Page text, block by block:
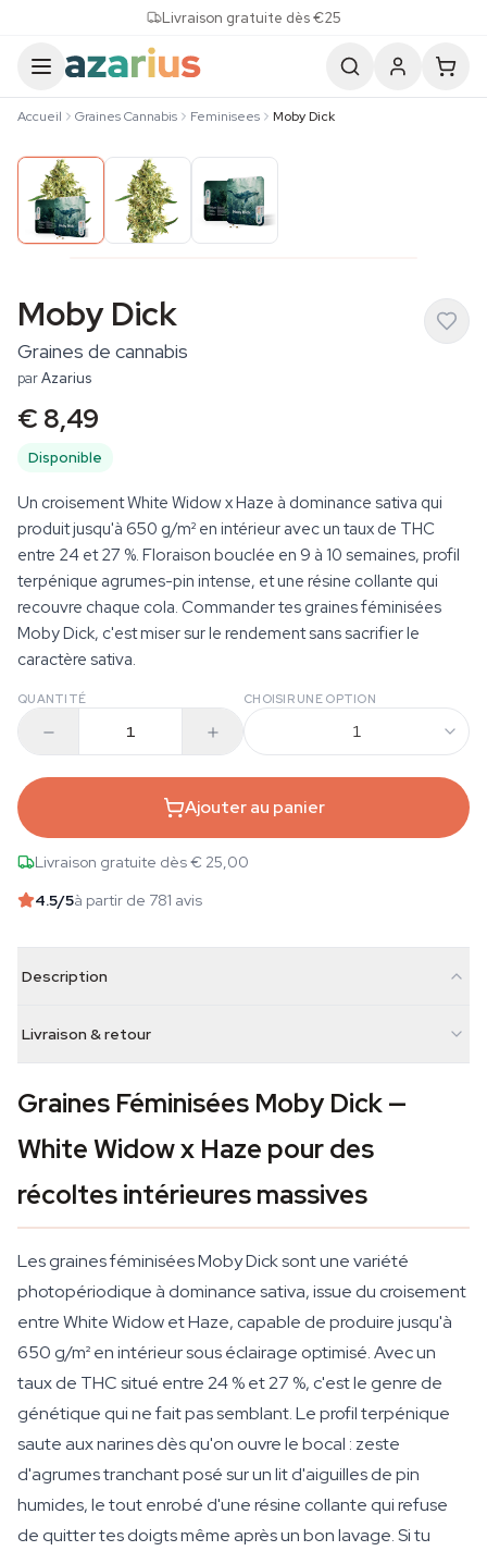
Livraison gratuite dès €25
Accueil Graines Cannabis Feminisees Moby Dick
Moby Dick
Graines de cannabis
parAzarius
€ 8,49
Disponible
Un croisement White Widow x Haze à dominance sativa qui
produit jusqu'à 650 g/m² en intérieur avec un taux de THC
entre 24 et 27 %. Floraison bouclée en 9 à 10 semaines, profil
terpénique agrumes-pin intense, et une résine collante qui
recouvre chaque cola. Commander tes graines féminisées
Moby Dick, c'est miser sur le rendement sans sacrifier le
caractère sativa.
QUANTITÉ CHOISIR UNE OPTION
1
Ajouter au panier
Livraison gratuite dès € 25,00
4.5/5à partir de 781 avis
Description
Livraison & retour
Graines Féminisées Moby Dick —
White Widow x Haze pour des
récoltes intérieures massives
Les graines féminisées Moby Dick sont une variété
photopériodique à dominance sativa, issue du croisement
entre White Widow et Haze, capable de produire jusqu'à
650 g/m² en intérieur sous éclairage optimisé. Avec un
taux de THC situé entre 24 % et 27 %, c'est le genre de
génétique qui ne fait pas semblant. Le profil terpénique
saute aux narines dès qu'on ouvre le bocal : zeste
d'agrumes tranchant posé sur un lit d'aiguilles de pin
humides, le tout enrobé d'une résine collante qui refuse
de quitter tes doigts même après un bon lavage. Si tu